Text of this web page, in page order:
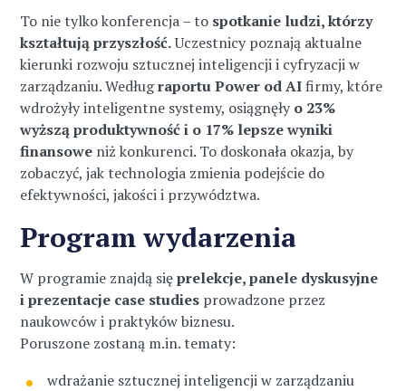
To nie tylko konferencja – to spotkanie ludzi, którzy
kształtują przyszłość.Uczestnicy poznają aktualne
kierunki rozwoju sztucznej inteligencji i cyfryzacji w
zarządzaniu. Wedługraportu Power od AIfirmy, które
wdrożyły inteligentne systemy, osiągnęły o 23%
wyższą produktywność i o 17% lepsze wyniki
finansowe niż konkurenci. To doskonała okazja, by
zobaczyć, jak technologia zmienia podejście do
efektywności, jakości i przywództwa.
Program wydarzenia
W programie znajdą sięprelekcje, panele dyskusyjne
i prezentacje case studies prowadzone przez
naukowców i praktyków biznesu.
Poruszone zostaną m.in. tematy:
wdrażanie sztucznej inteligencji w zarządzaniu